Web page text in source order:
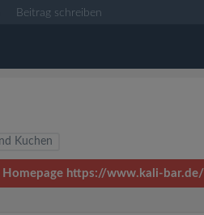
Beitrag schreiben
Kuchen
Homepage https://www.kali-bar.de/